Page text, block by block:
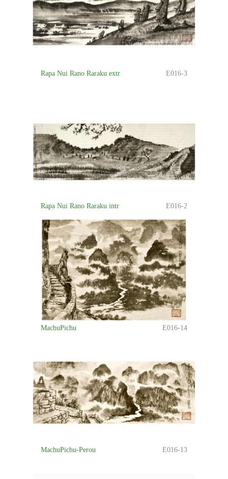
Rapa Nui Rano Raraku extr E016-3
Rapa Nui Rano Raraku intr E016-2
MachuPichu E016-14
MachuPichu-Perou E016-13